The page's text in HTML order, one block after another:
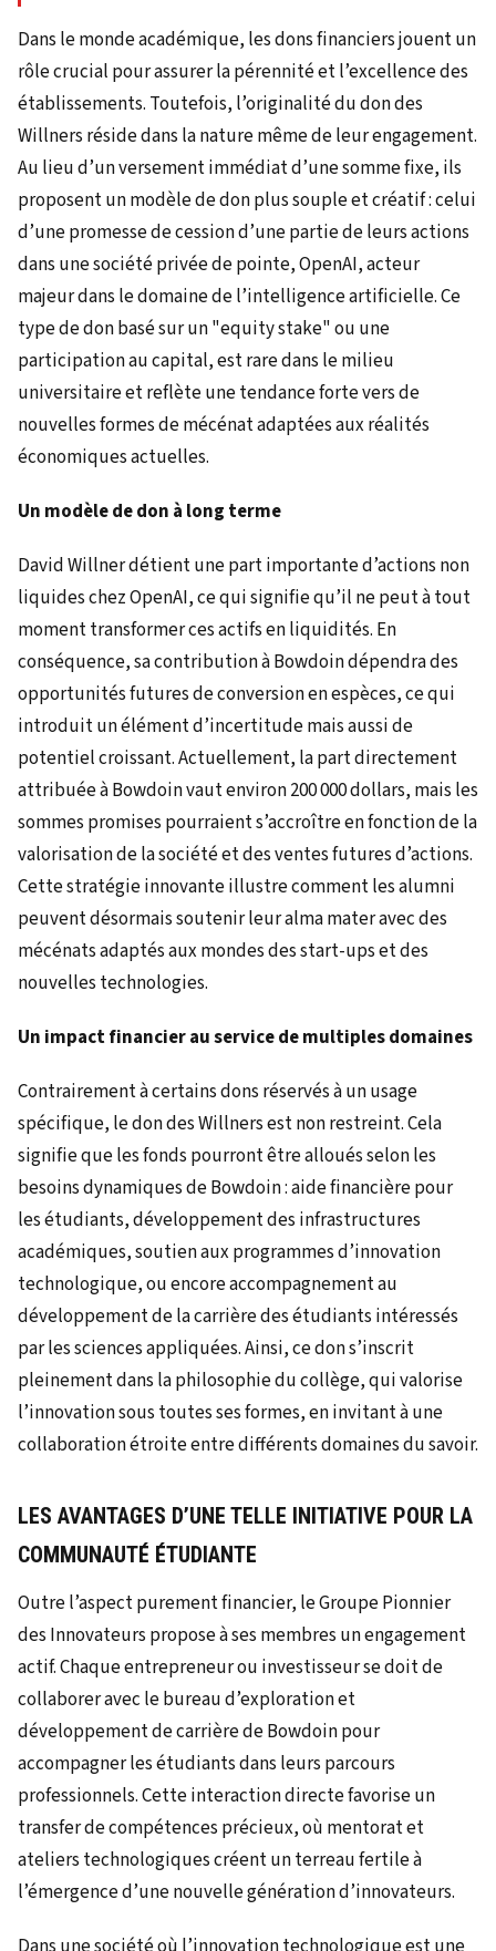
Dans le monde académique, les dons financiers jouent un
rôle crucial pour assurer la pérennité et l’excellence des
établissements. Toutefois, l’originalité du don des
Willners réside dans la nature même de leur engagement.
Au lieu d’un versement immédiat d’une somme fixe, ils
proposent un modèle de don plus souple et créatif : celui
d’une promesse de cession d’une partie de leurs actions
dans une société privée de pointe, OpenAI, acteur
majeur dans le domaine de l’intelligence artificielle. Ce
type de don basé sur un "equity stake" ou une
participation au capital, est rare dans le milieu
universitaire et reflète une tendance forte vers de
nouvelles formes de mécénat adaptées aux réalités
économiques actuelles.
Un modèle de don à long terme
David Willner détient une part importante d’actions non
liquides chez OpenAI, ce qui signifie qu’il ne peut à tout
moment transformer ces actifs en liquidités. En
conséquence, sa contribution à Bowdoin dépendra des
opportunités futures de conversion en espèces, ce qui
introduit un élément d’incertitude mais aussi de
potentiel croissant. Actuellement, la part directement
attribuée à Bowdoin vaut environ 200 000 dollars, mais les
sommes promises pourraient s’accroître en fonction de la
valorisation de la société et des ventes futures d’actions.
Cette stratégie innovante illustre comment les alumni
peuvent désormais soutenir leur alma mater avec des
mécénats adaptés aux mondes des start-ups et des
nouvelles technologies.
Un impact financier au service de multiples domaines
Contrairement à certains dons réservés à un usage
spécifique, le don des Willners est non restreint. Cela
signifie que les fonds pourront être alloués selon les
besoins dynamiques de Bowdoin : aide financière pour
les étudiants, développement des infrastructures
académiques, soutien aux programmes d’innovation
technologique, ou encore accompagnement au
développement de la carrière des étudiants intéressés
par les sciences appliquées. Ainsi, ce don s’inscrit
pleinement dans la philosophie du collège, qui valorise
l’innovation sous toutes ses formes, en invitant à une
collaboration étroite entre différents domaines du savoir.
LES AVANTAGES D’UNE TELLE INITIATIVE POUR LA
COMMUNAUTÉ ÉTUDIANTE
Outre l’aspect purement financier, le Groupe Pionnier
des Innovateurs propose à ses membres un engagement
actif. Chaque entrepreneur ou investisseur se doit de
collaborer avec le bureau d’exploration et
développement de carrière de Bowdoin pour
accompagner les étudiants dans leurs parcours
professionnels. Cette interaction directe favorise un
transfer de compétences précieux, où mentorat et
ateliers technologiques créent un terreau fertile à
l’émergence d’une nouvelle génération d’innovateurs.